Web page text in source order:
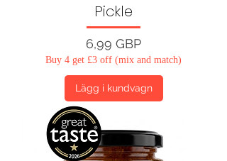
Pickle
Pris
6,99 GBP
Buy 4 get £3 off (mix and match)
Lägg i kundvagn